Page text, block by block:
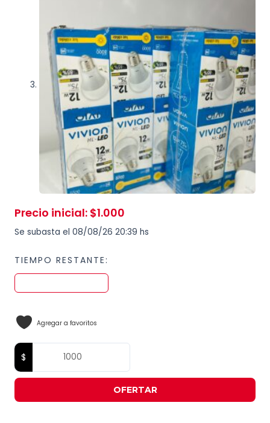
Precio inicial: $1.000
Se subasta el 08/08/26 20:39 hs
TIEMPO RESTANTE:
Agregar a favoritos
OFERTAR